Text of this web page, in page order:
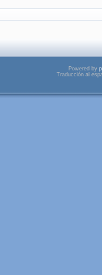
Powered by
Traducción al